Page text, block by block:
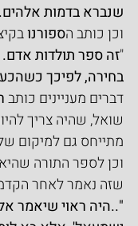
שנברא בדמות
וכן כותב הספורנו
"זה ספר תולדות אדם.
בחירה, לפיכך
דברים מעניינים כותב
שואל, שהיה צריך
מתייחס גם למיקום
וכן לספר התורה
שזה נאמר לאחר
"..היה ראוי שיאמר